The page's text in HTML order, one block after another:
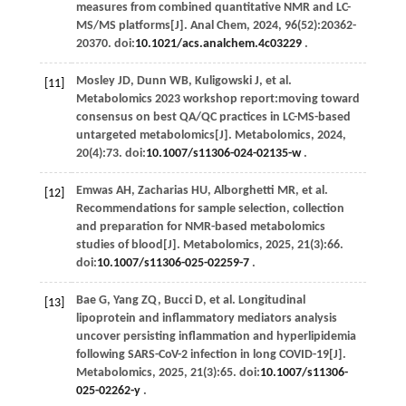
measures from combined quantitative NMR and LC-
MS/MS platforms[J]. Anal Chem, 2024, 96(52):20362-
20370. doi:10.1021/acs.analchem.4c03229.
[11] Mosley JD, Dunn WB, Kuligowski J, et al.
Metabolomics 2023 workshop report:moving toward
consensus on best QA/QC practices in LC-MS-based
untargeted metabolomics[J]. Metabolomics, 2024,
20(4):73. doi:10.1007/s11306-024-02135-w.
[12] Emwas AH, Zacharias HU, Alborghetti MR, et al.
Recommendations for sample selection, collection
and preparation for NMR-based metabolomics
studies of blood[J]. Metabolomics, 2025, 21(3):66.
doi:10.1007/s11306-025-02259-7.
[13] Bae G, Yang ZQ, Bucci D, et al. Longitudinal
lipoprotein and inflammatory mediators analysis
uncover persisting inflammation and hyperlipidemia
following SARS-CoV-2 infection in long COVID-19[J].
Metabolomics, 2025, 21(3):65. doi:10.1007/s11306-
025-02262-y.